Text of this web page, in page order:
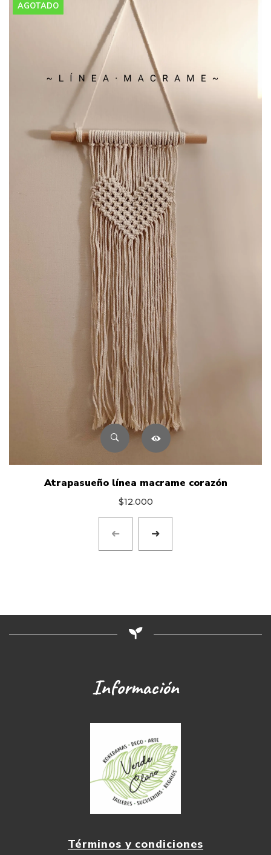
AGOTADO
Atrapasueño línea macrame corazón
$12.000
Información
Términos y condiciones